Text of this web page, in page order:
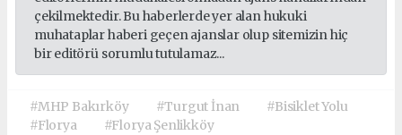
çekilmektedir. Bu haberlerde yer alan hukuki
muhataplar haberi geçen ajanslar olup sitemizin hiç
bir editörü sorumlu tutulamaz...
#MHP Bakırköy #Turgut İnan
#Bisiklet Yolu
#Florya
#Florya Şenlikköy